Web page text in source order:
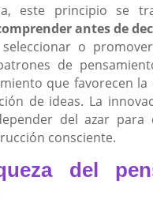
este principio se
antes de
o
de
que favorecen la
de ideas. La
del azar para
consciente.
del